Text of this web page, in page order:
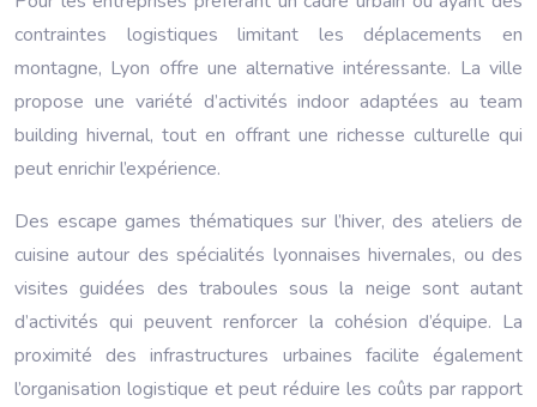
contraintes logistiques limitant les déplacements en
montagne, Lyon offre une alternative intéressante. La ville
propose une variété d’activités indoor adaptées au team
building hivernal, tout en offrant une richesse culturelle qui
peut enrichir l’expérience.
Des escape games thématiques sur l’hiver, des ateliers de
cuisine autour des spécialités lyonnaises hivernales, ou des
visites guidées des traboules sous la neige sont autant
d’activités qui peuvent renforcer la cohésion d’équipe. La
proximité des infrastructures urbaines facilite également
l’organisation logistique et peut réduire les coûts par rapport